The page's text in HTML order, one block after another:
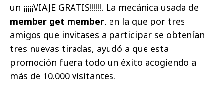
un ¡¡¡¡¡VIAJE GRATIS!!!!!!. La mecánica usada de
member get member, en la que por tres
amigos que invitases a participar se obtenían
tres nuevas tiradas, ayudó a que esta
promoción fuera todo un éxito acogiendo a
más de 10.000 visitantes.